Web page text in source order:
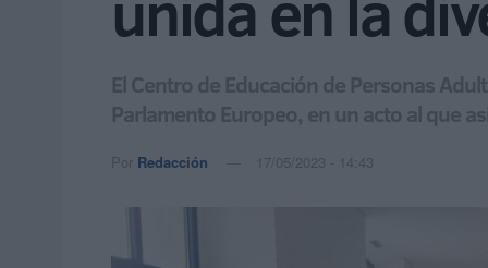
El Centro de Educación de Personas
Parlamento Europeo, en un acto al que
Por Redacción 17/05/2023 - 14:43